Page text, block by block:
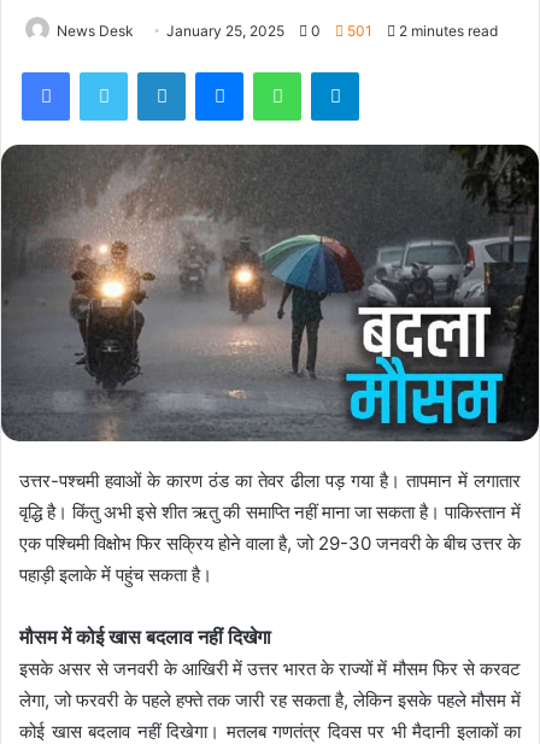
News Desk January 25, 2025 0 501 2 minutes read
उत्तर-पश्चमी हवाओं के कारण ठंड का तेवर ढीला पड़ गया है। तापमान में लगातार
वृद्धि है। किंतु अभी इसे शीत ऋतु की समाप्ति नहीं माना जा सकता है। पाकिस्तान में
एक पश्चिमी विक्षोभ फिर सक्रिय होने वाला है, जो 29-30 जनवरी के बीच उत्तर के
पहाड़ी इलाके में पहुंच सकता है।
मौसम में कोई खास बदलाव नहीं दिखेगा
इसके असर से जनवरी के आखिरी में उत्तर भारत के राज्यों में मौसम फिर से करवट
लेगा, जो फरवरी के पहले हफ्ते तक जारी रह सकता है, लेकिन इसके पहले मौसम में
कोई खास बदलाव नहीं दिखेगा। मतलब गणतंत्र दिवस पर भी मैदानी इलाकों का